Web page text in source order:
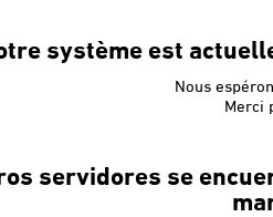
système est
Nous
Merci
servidores se